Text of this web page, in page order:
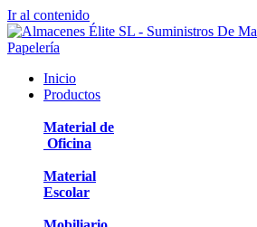
Ir al contenido
Inicio
Productos
Material de
Oficina
Material
Escolar